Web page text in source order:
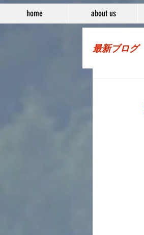
home about us
最新ブログ